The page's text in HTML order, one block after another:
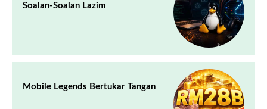
Soalan-Soalan Lazim
Mobile Legends Bertukar Tangan